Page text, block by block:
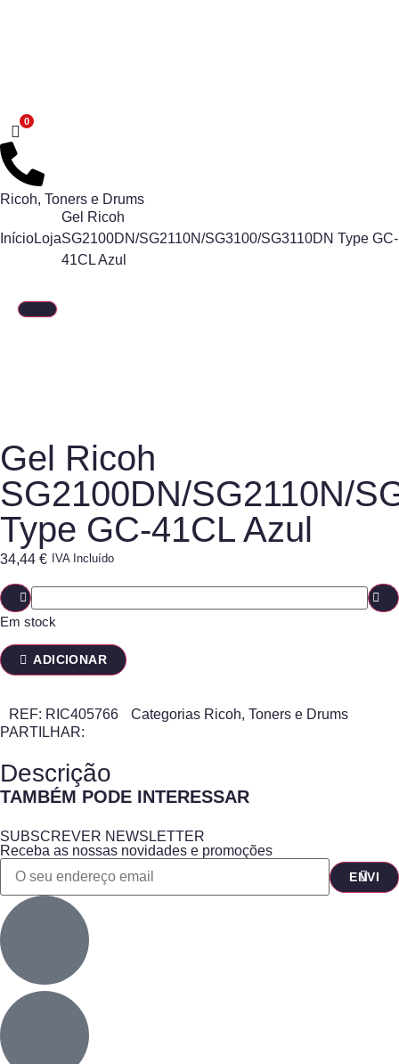
Ricoh, Toners e Drums
InícioLoja
Gel Ricoh
SG2100DN/SG2110N/SG3100/SG3110DN Type GC-
41CL Azul
Gel Ricoh
SG2100DN/SG2110N/
Type GC-41CL Azul
34,44 € IVA Incluído
Em stock
ADICIONAR
REF: RIC405766 Categorias Ricoh, Toners e Drums
PARTILHAR:
Descrição
TAMBÉM PODE INTERESSAR
SUBSCREVER NEWSLETTER
Receba as nossas novidades e promoções